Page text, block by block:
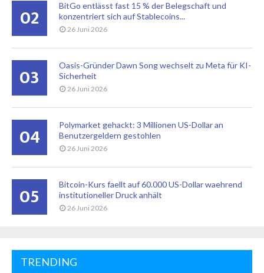
02
BitGo entlässt fast 15 % der Belegschaft und
konzentriert sich auf Stablecoins...
26 Juni 2026
03
Oasis-Gründer Dawn Song wechselt zu Meta für KI-
Sicherheit
26 Juni 2026
04
Polymarket gehackt: 3 Millionen US-Dollar an
Benutzergeldern gestohlen
26 Juni 2026
05
Bitcoin-Kurs faellt auf 60.000 US-Dollar waehrend
institutioneller Druck anhält
26 Juni 2026
TRENDING